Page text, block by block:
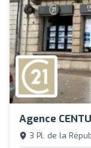
Agence
3 Pl. de la